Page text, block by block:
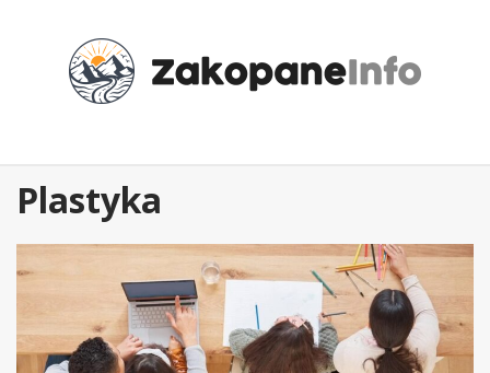
Plastyka